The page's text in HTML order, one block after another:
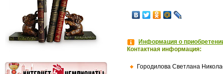
Информация о
Контактная информация:
Городилова Светлана